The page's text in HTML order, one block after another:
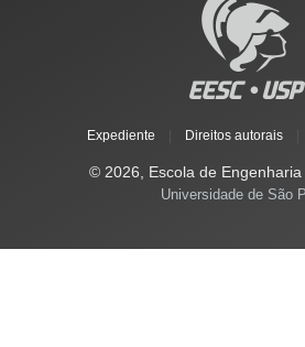
Expediente Direitos autorais
© 2026, Escola de
Universidade de São